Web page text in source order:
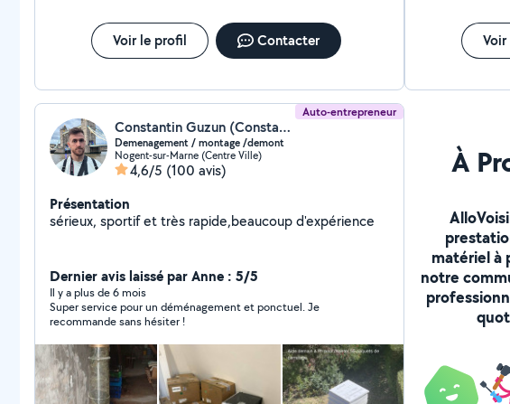
Voir le profil Contacter
Auto-entrepreneur
Constantin Guzun (Constantin Guzun)
Demenagement / montage /demont
Nogent-sur-Marne (Centre Ville)
4,6/5 (100 avis)
Présentation
sérieux, sportif et très rapide,beaucoup d'expérience
Dernier avis laissé par Anne : 5/5
Il y a plus de 6 mois
Super service pour un déménagement et ponctuel. Je
recommande sans hésiter !
À
matériel à
notre